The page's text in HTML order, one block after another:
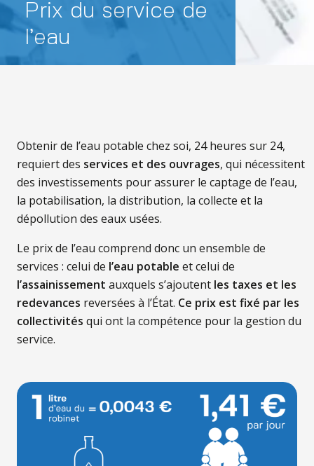
Prix du service de
l’eau
Obtenir de l’eau potable chez soi, 24 heures sur 24,
requiert des services et des ouvrages, qui nécessitent
des investissements pour assurer le captage de l’eau,
la potabilisation, la distribution, la collecte et la
dépollution des eaux usées.
Le prix de l’eau comprend donc un ensemble de
services : celui de l’eau potable et celui de
l’assainissement auxquels s’ajoutent les taxes et les
redevances reversées à l’État. Ce prix est fixé par les
collectivités qui ont la compétence pour la gestion du
service.